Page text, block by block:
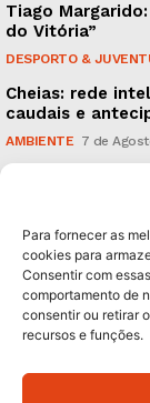
Para fornecer as
cookies para
Consentir com
comportamento de
consentir ou retirar
recursos e funções.
Tiago
do Vitória”
DESPORTO &
Cheias: rede
caudais e
AMBIENTE 7 de